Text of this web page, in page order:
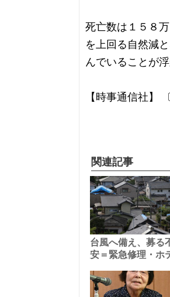
死亡数は１５８
を上回る自然減
んでいることが浮
【時事通信社】
関連記事
台風へ備え、募る
安＝緊急修理・ホ